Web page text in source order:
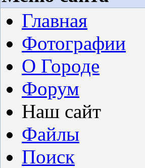
Главная
Фотографии
О Городе
Форум
Наш сайт
Файлы
Поиск